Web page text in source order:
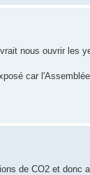
nous ouvrir les
car
de CO2 et